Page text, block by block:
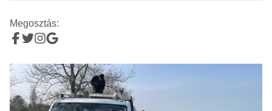
Megosztás: